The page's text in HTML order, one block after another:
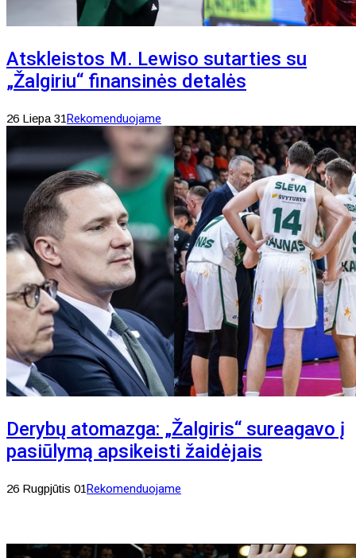
Atskleistos M. Lewiso sutarties su
„Žalgiriu“ finansinės detalės
26 Liepa 31Rekomenduojame
Derybų atomazga: „Žalgiris“ sureagavo į
pasiūlymą apsikeisti žaidėjais
26 Rugpjūtis 01Rekomenduojame